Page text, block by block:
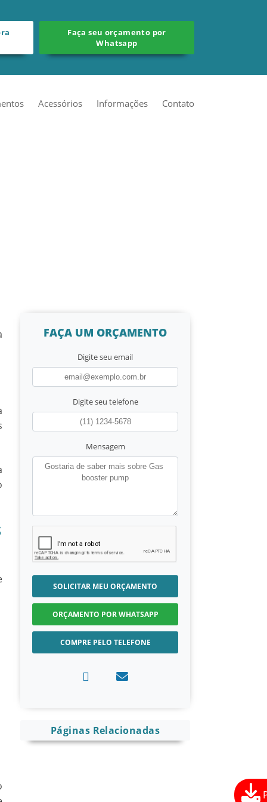
Faça seu orçamento por
Whatsapp
Acessórios Informações Contato
FAÇA UM ORÇAMENTO
Digite seu email
Digite seu telefone
Mensagem
SOLICITAR MEU ORÇAMENTO
ORÇAMENTO POR WHATSAPP
COMPRE PELO TELEFONE
Páginas Relacionadas